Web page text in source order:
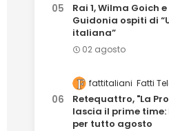
Rai 1, Wilma Goich
Guidonia ospiti di
italiana”
02 agosto
fattitaliani Fatti
Retequattro, "La
lascia il prime
per tutto agosto